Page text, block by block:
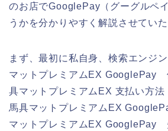
のお店でGooglePay（グーグルペ
うかを分かりやすく解説させていた
まず、最初に私自身、検索エンジ
マットプレミアムEX GooglePay
具マットプレミアムEX 支払い方
馬具マットプレミアムEX
マットプレミアムEX GooglePay